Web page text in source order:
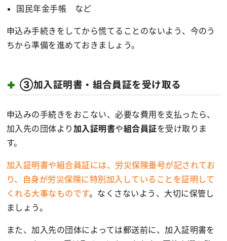
国民年金手帳 など
申込み手続きをしてから慌てることのないよう、今のう
ちから準備を進めておきましょう。
③加入証明書・組合員証を受け取る
申込みの手続きをおこない、必要な費用を支払ったら、
加入先の団体より 加入証明書や組合員証を受け取りま
す。
加入証明書や組合員証には、労災保険番号が記されてお
り、自身が労災保険に特別加入していることを証明して
くれる大事なものです。なくさないよう、大切に保管し
ましょう。
また、加入先の団体によっては郵送前に、加入証明書を